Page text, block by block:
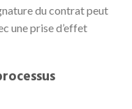
du contrat peut
une prise d’effet